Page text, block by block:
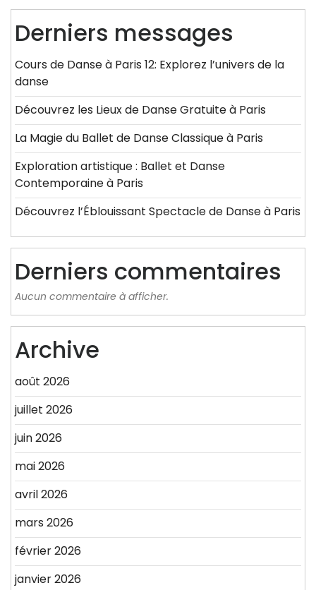
Derniers messages
Cours de Danse à Paris 12: Explorez l’univers de la
danse
Découvrez les Lieux de Danse Gratuite à Paris
La Magie du Ballet de Danse Classique à Paris
Exploration artistique : Ballet et Danse
Contemporaine à Paris
Découvrez l’Éblouissant Spectacle de Danse à Paris
Derniers commentaires
Aucun commentaire à afficher.
Archive
août 2026
juillet 2026
juin 2026
mai 2026
avril 2026
mars 2026
février 2026
janvier 2026